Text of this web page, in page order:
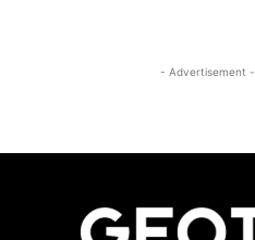
- Advertisement -